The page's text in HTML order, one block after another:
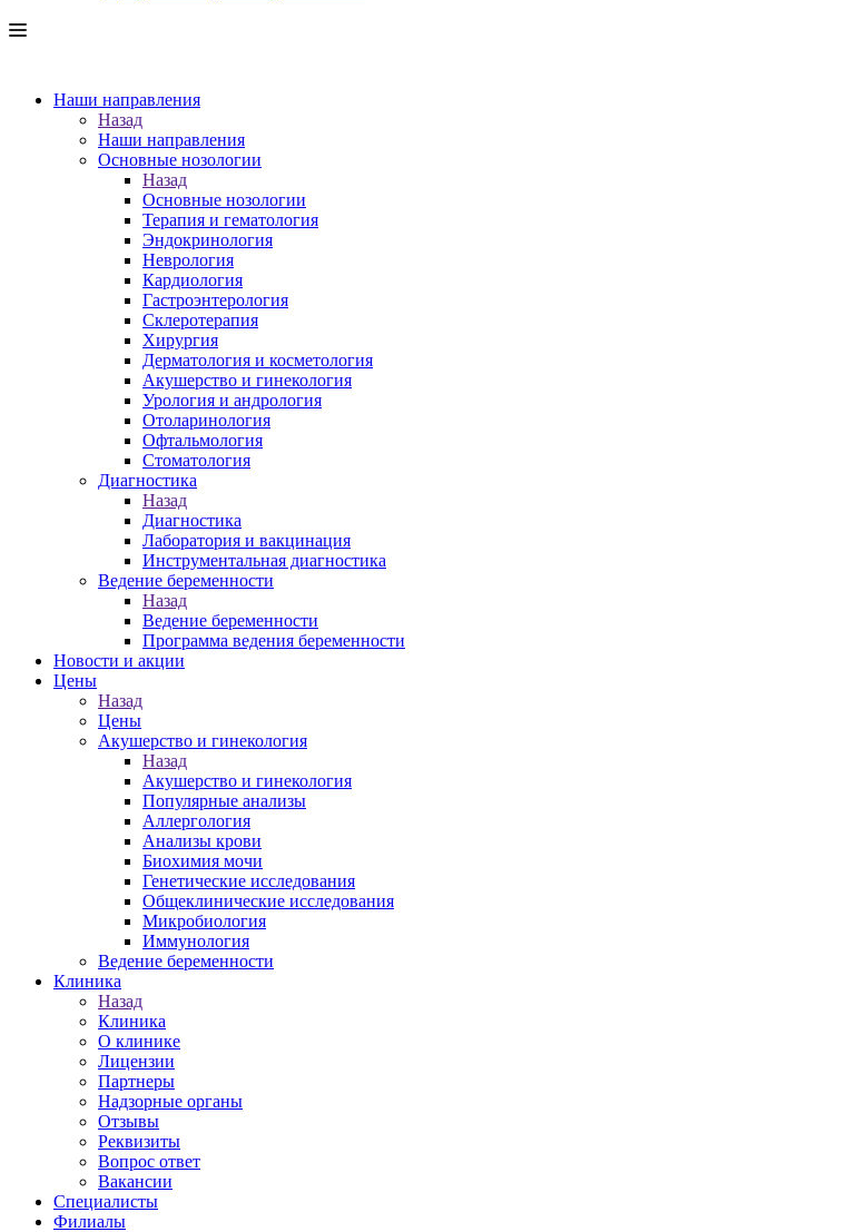
Наши направления
Назад
Наши направления
Основные нозологии
Назад
Основные нозологии
Терапия и гематология
Эндокринология
Неврология
Кардиология
Гастроэнтерология
Склеротерапия
Хирургия
Дерматология и косметология
Акушерство и гинекология
Урология и андрология
Отоларинология
Офтальмология
Стоматология
Диагностика
Назад
Диагностика
Лаборатория и вакцинация
Инструментальная диагностика
Ведение беременности
Назад
Ведение беременности
Программа ведения беременности
Новости и акции
Цены
Назад
Цены
Акушерство и гинекология
Назад
Акушерство и гинекология
Популярные анализы
Аллергология
Анализы крови
Биохимия мочи
Генетические исследования
Общеклинические исследования
Микробиология
Иммунология
Ведение беременности
Клиника
Назад
Клиника
О клинике
Лицензии
Партнеры
Надзорные органы
Отзывы
Реквизиты
Вопрос ответ
Вакансии
Специалисты
Филиалы